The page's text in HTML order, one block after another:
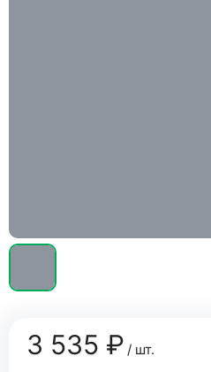
3 535 ₽/ шт.